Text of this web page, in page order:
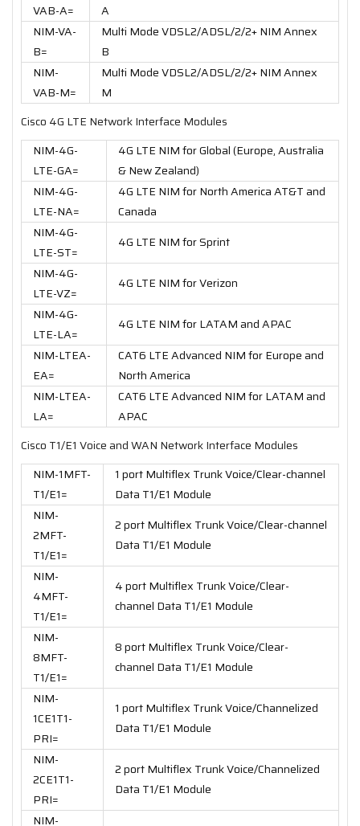
VAB-A=
A
NIM-VA-
B=
Multi Mode VDSL2/ADSL/2/2+ NIM Annex
B
NIM-
VAB-M=
Multi Mode VDSL2/ADSL/2/2+ NIM Annex
M
Cisco 4G LTE Network Interface Modules
NIM-4G-
LTE-GA=
4G LTE NIM for Global (Europe, Australia
& New Zealand)
NIM-4G-
LTE-NA=
4G LTE NIM for North America AT&T and
Canada
NIM-4G-
LTE-ST=
4G LTE NIM for Sprint
NIM-4G-
LTE-VZ=
4G LTE NIM for Verizon
NIM-4G-
LTE-LA=
4G LTE NIM for LATAM and APAC
NIM-LTEA-
EA=
CAT6 LTE Advanced NIM for Europe and
North America
NIM-LTEA-
LA=
CAT6 LTE Advanced NIM for LATAM and
APAC
Cisco T1/E1 Voice and WAN Network Interface Modules
NIM-1MFT-
T1/E1=
1 port Multiflex Trunk Voice/Clear-channel
Data T1/E1 Module
NIM-
2MFT-
T1/E1=
2 port Multiflex Trunk Voice/Clear-channel
Data T1/E1 Module
NIM-
4MFT-
T1/E1=
4 port Multiflex Trunk Voice/Clear-
channel Data T1/E1 Module
NIM-
8MFT-
T1/E1=
8 port Multiflex Trunk Voice/Clear-
channel Data T1/E1 Module
NIM-
1CE1T1-
PRI=
1 port Multiflex Trunk Voice/Channelized
Data T1/E1 Module
NIM-
2CE1T1-
PRI=
2 port Multiflex Trunk Voice/Channelized
Data T1/E1 Module
NIM-